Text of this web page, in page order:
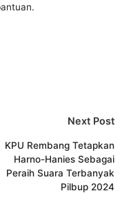
Next Post
KPU Rembang Tetapkan
Harno-Hanies Sebagai
Peraih Suara Terbanyak
Pilbup 2024